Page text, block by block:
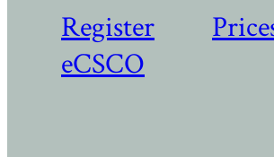
Register
eCSCO